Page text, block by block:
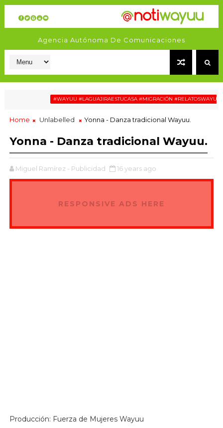
Agencia Autónoma De Comunicaciones
#WAYUU #LAGUAJIRAESTUCASA #MIGRACIÓN #RELATOSWAYUU
Home Unlabelled Yonna - Danza tradicional Wayuu.
Yonna - Danza tradicional Wayuu.
Miguel Ramírez - Publicidad 16 years ago
RESPONSIVE ADS HERE
Producción: Fuerza de Mujeres Wayuu